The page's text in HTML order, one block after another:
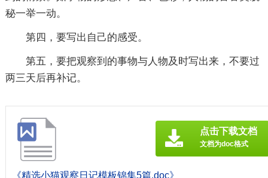
秘一举一动。
第四，要写出自己的感受。
第五，要把观察到的事物与人物及时写出来，不要过
两三天后再补记。
《精选小猫观察日记模板锦集5篇.doc》
点击下载文档
文档为doc格式